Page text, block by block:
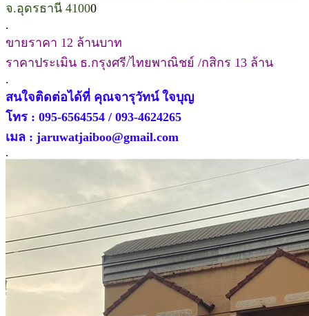
จ.อุดรธานี 41000
.
ขายราคา 12 ล้านบาท
ราคาประเมิน ธ.กรุงศรี/ไทยพาณิชย์ /กสิกร 13 ล้าน
.
สนใจติดต่อได้ที่ คุณจารุวัทน์ ใจบุญ
โทร : 095-6564554 / 093-4624265
เมล : jaruwatjaiboo@gmail.com
.